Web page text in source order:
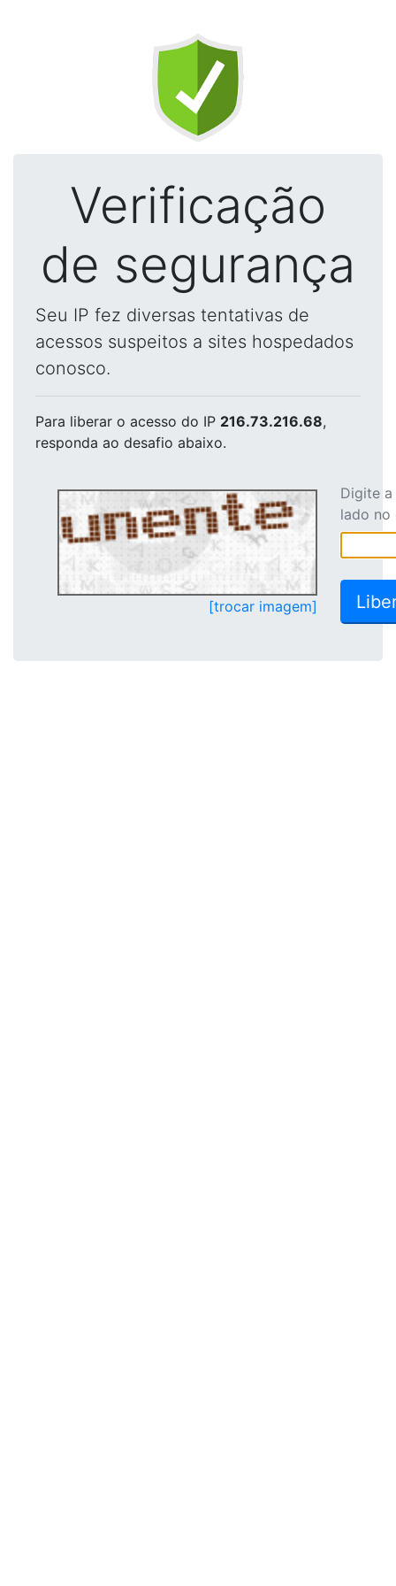
Verificação
de segurança
Seu IP fez diversas tentativas de
acessos suspeitos a sites hospedados
conosco.
Para liberar o acesso do IP 216.73.216.68,
responda ao desafio abaixo.
[trocar imagem]
Digite
lado no